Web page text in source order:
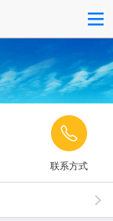
联系方式